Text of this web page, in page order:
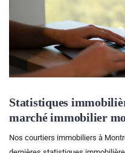
Statistiques
marché immobilier
Nos courtiers immobiliers à